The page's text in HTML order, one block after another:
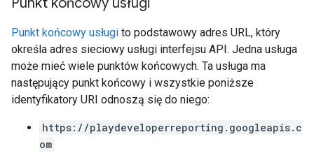
Punkt końcowy usługi to podstawowy adres URL, który
określa adres sieciowy usługi interfejsu API. Jedna usługa
może mieć wiele punktów końcowych. Ta usługa ma
następujący punkt końcowy i wszystkie poniższe
identyfikatory URI odnoszą się do niego:
https://playdeveloperreporting.googleapis.c
om